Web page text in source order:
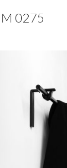
0275